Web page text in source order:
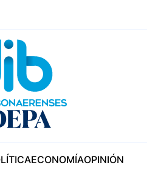
ECONOMÍAOPINIÓN